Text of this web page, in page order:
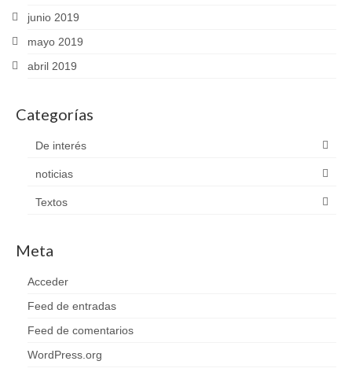
junio 2019
mayo 2019
abril 2019
Categorías
De interés
noticias
Textos
Meta
Acceder
Feed de entradas
Feed de comentarios
WordPress.org